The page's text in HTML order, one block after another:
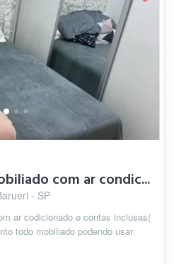
com ar condic...
- SP
ar codicionado e contas inclusas(
todo mobiliado podendo usar